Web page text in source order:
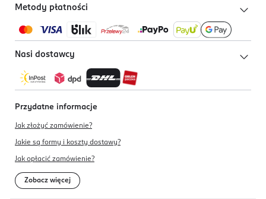
Metody płatności
Nasi dostawcy
Przydatne informacje
Jak złożyć zamówienie?
Jakie są formy i koszty dostawy?
Jak opłacić zamówienie?
Zobacz więcej